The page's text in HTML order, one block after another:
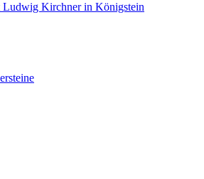
Ludwig Kirchner in Königstein